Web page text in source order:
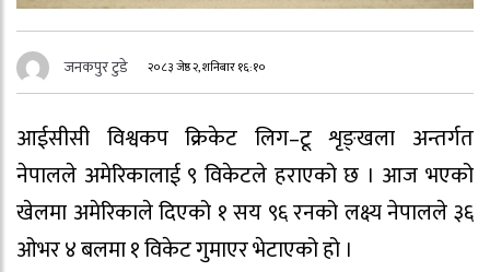
जनकपुर टुडे २०८३ जेष्ठ २, शनिबार १६:१०
आईसीसी विश्वकप क्रिकेट लिग–टू शृङ्खला अन्तर्गत
नेपालले अमेरिकालाई ९ विकेटले हराएको छ । आज भएको
खेलमा अमेरिकाले दिएको १ सय ९६ रनको लक्ष्य नेपालले ३६
ओभर ४ बलमा १ विकेट गुमाएर भेटाएको हो ।